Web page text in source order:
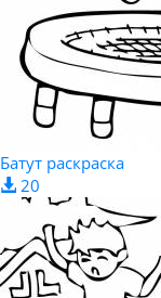
Батут раскраска
20